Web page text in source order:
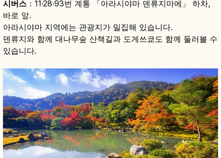
시버스 ：11·28·93번 계통 「아라시야마 덴류지마에」 하차,
바로 앞.
아라시야마 지역에는 관광지가 밀집해 있습니다.
덴류지와 함께 대나무숲 산책길과 도게쓰쿄도 함께 둘러볼 수
있습니다.